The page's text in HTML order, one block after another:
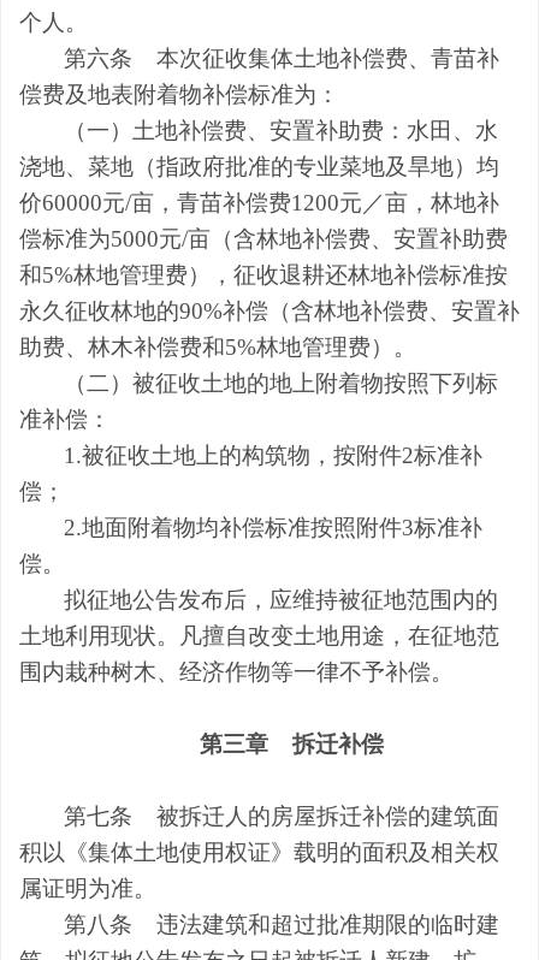
个人。
第六条
本次征收集体土地补偿费、青苗补
偿费及地表附着物补偿标准为：
（一）土地补偿费、安置补助费：水田、水
浇地、菜地（指政府批准的专业菜地及旱地）均
价60000元/亩，青苗补偿费1200元／亩，林地补
偿标准为5000元/亩（含林地补偿费、安置补助费
和5%林地管理费），征收退耕还林地补偿标准按
永久征收林地的90%补偿（含林地补偿费、安置补
助费、林木补偿费和5%林地管理费）。
（二）被征收土地的地上附着物按照下列标
准补偿：
1 .被征收土地上的构筑物，按附件2标准补
偿；
2.地面附着物均补偿标准按照附件3标准补
偿。
拟征地公告发布后，应维持被征地范围内的
土地利用现状。凡擅自改变土地用途，在征地范
围内栽种树木、经济作物等一律不予补偿。
第三章 拆迁补偿
第七条
被拆迁人的房屋拆迁补偿的建筑面
积以《集体土地使用权证》载明的面积及相关权
属证明为准。
第八条
违法建筑和超过批准期限的临时建